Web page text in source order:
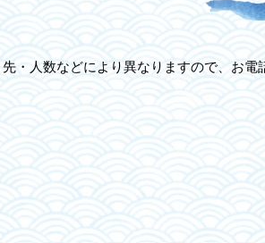
・人数などにより異なりますので、お電